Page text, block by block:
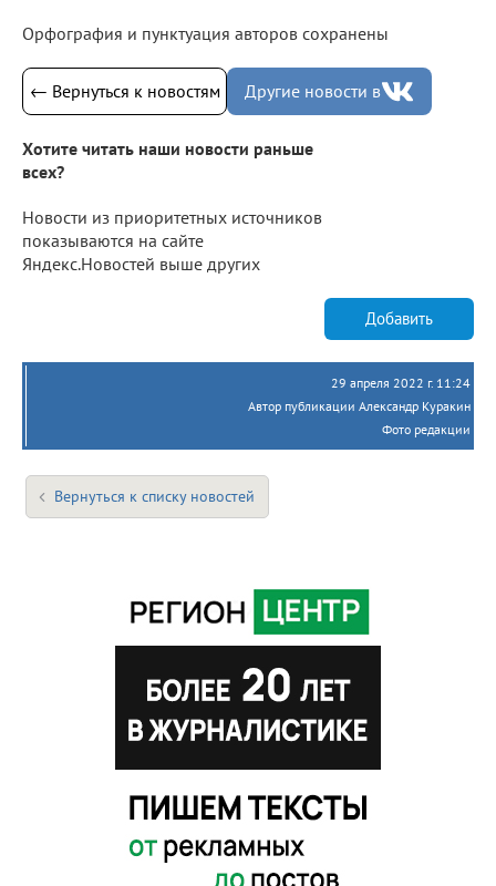
Орфография и пунктуация авторов сохранены
← Вернуться к новостям Другие новости в
Хотите читать наши новости раньше
всех?
Новости из приоритетных источников
показываются на сайте
Яндекс.Новостей выше других
Добавить
29 апреля 2022 г. 11:24
Автор публикации Александр Куракин
Фото редакции
Вернуться к списку новостей